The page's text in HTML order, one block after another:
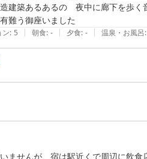
建築あるあるの　夜中に廊下を歩
ン: 5 | 朝食: - | 夕食: - | 温泉・お風呂:
ませんが、宿は駅近くで周辺に飲